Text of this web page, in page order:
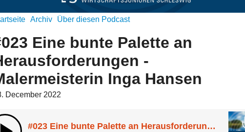
Archiv Über diesen Podcast
Eine bunte Palette an
-
Inga Hansen
December 2022
#023 Eine bunte Palette an Herausforderungen - Malermeisterin Inga Hansen